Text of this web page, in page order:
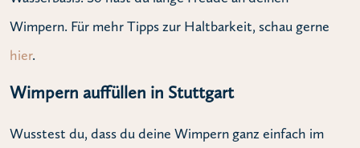
Wimpern. Für mehr Tipps zur Haltbarkeit, schau gerne
hier.
Wimpern auffüllen in Stuttgart
Wusstest du, dass du deine Wimpern ganz einfach im